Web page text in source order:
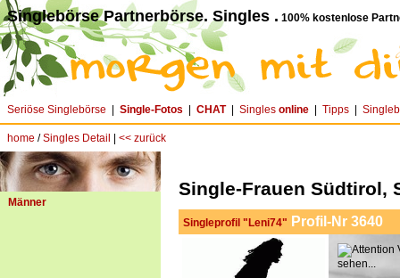
Singlebörse Partnerbörse. Singles . 100% kostenlose
Seriöse Singlebörse Single-Fotos CHAT| Singles online Tipps
home /Singles Detail << zurück
Männer
Single-Frauen Südtirol,
Singleprofil "Leni74" Profil-Nr 3640
sehen...